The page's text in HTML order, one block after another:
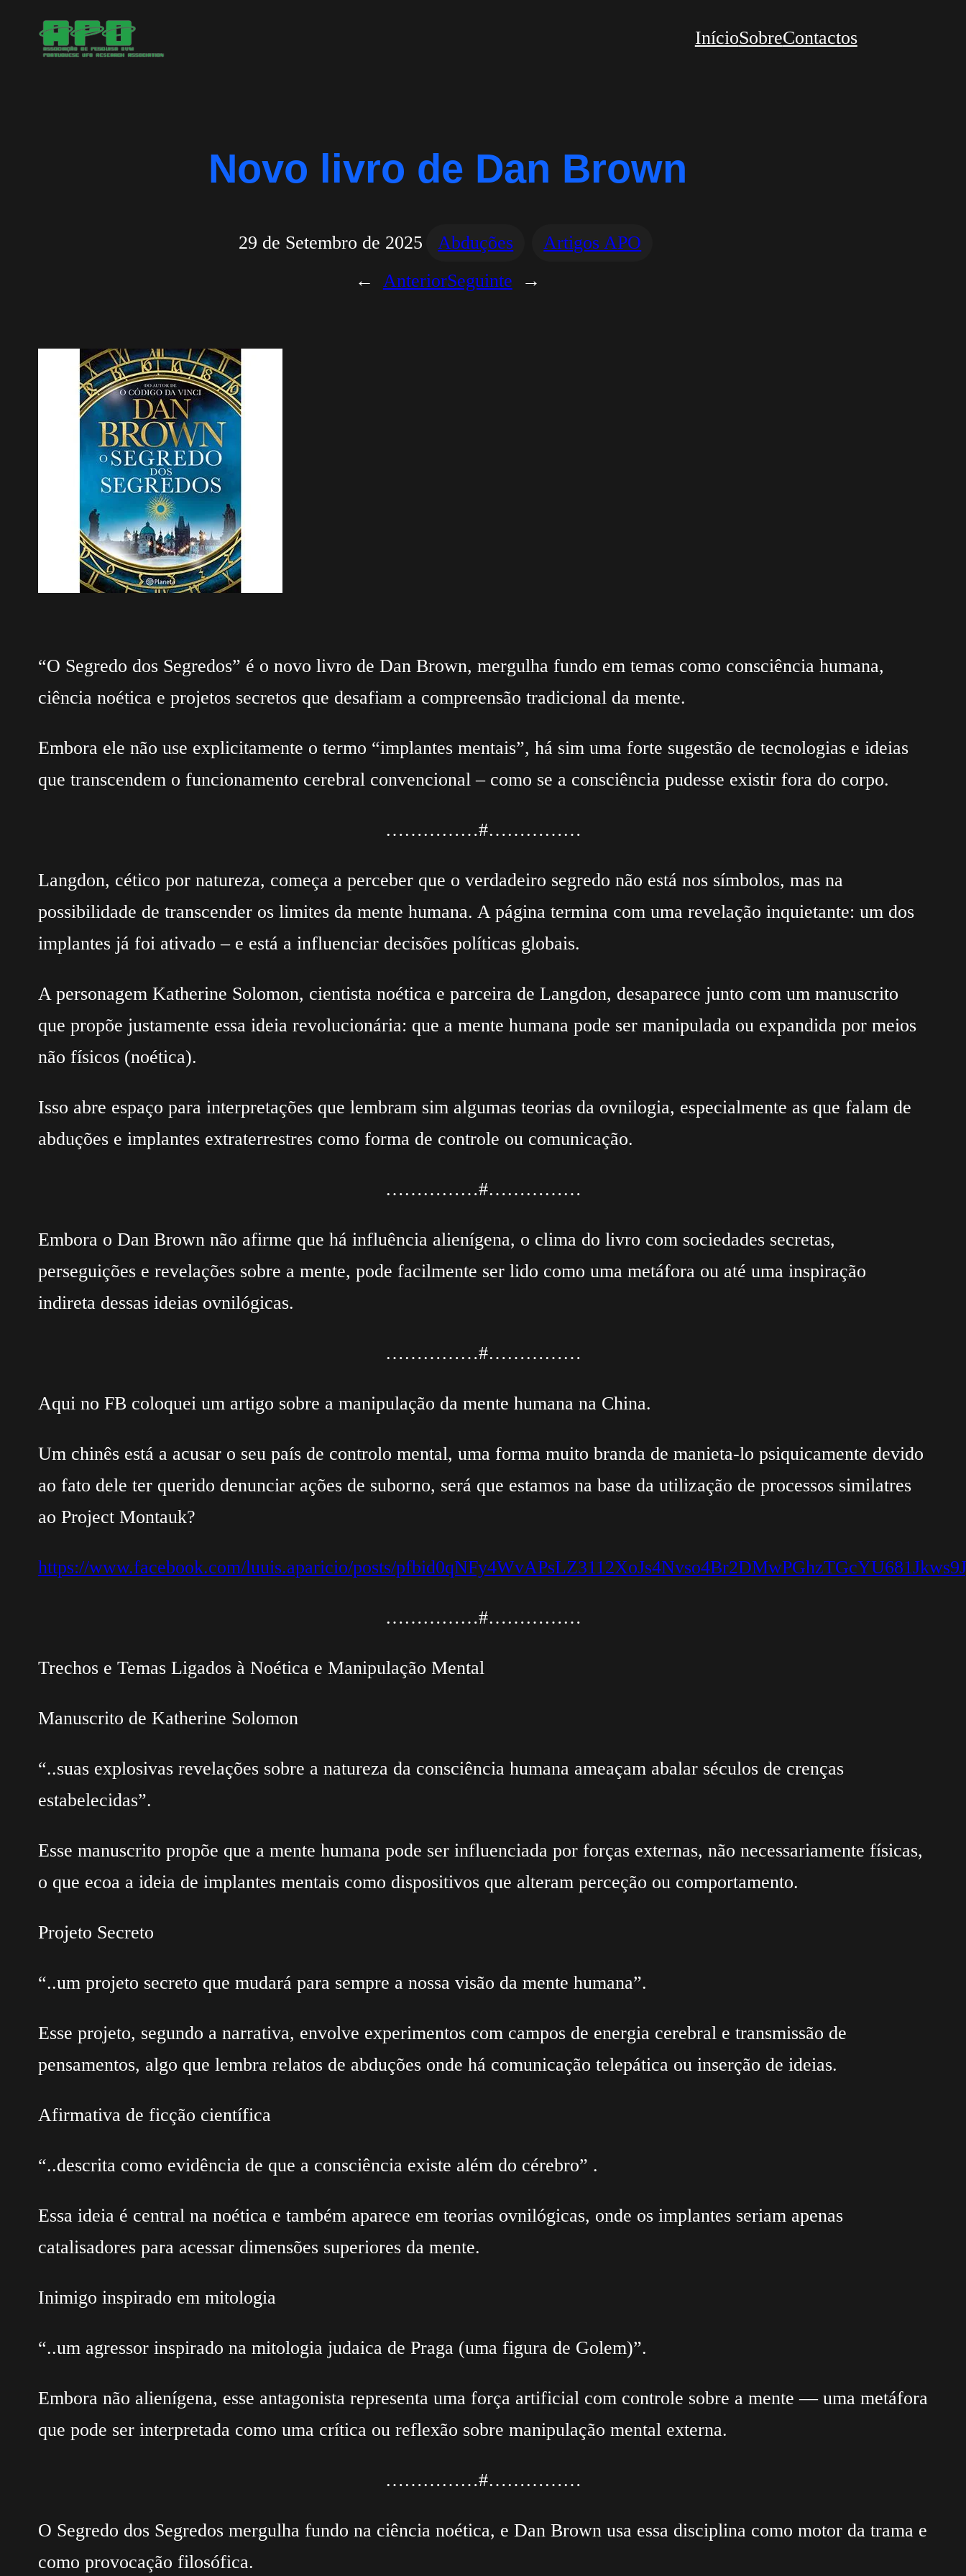
Saltar
InícioSobreContactos
Novo livro de Dan Brown
29 de Setembro de 2025 Abduções
Artigos APO
←
AnteriorSeguinte →
“O Segredo dos Segredos” é o novo livro de Dan Brown, mergulha fundo em temas como consciência humana,
ciência noética e projetos secretos que desafiam a compreensão tradicional da mente.
Embora ele não use explicitamente o termo “implantes mentais”, há sim uma forte sugestão de tecnologias e ideias
que transcendem o funcionamento cerebral convencional – como se a consciência pudesse existir fora do corpo.
……………#……………
Langdon, cético por natureza, começa a perceber que o verdadeiro segredo não está nos símbolos, mas na
possibilidade de transcender os limites da mente humana. A página termina com uma revelação inquietante: um dos
implantes já foi ativado – e está a influenciar decisões políticas globais.
A personagem Katherine Solomon, cientista noética e parceira de Langdon, desaparece junto com um manuscrito
que propõe justamente essa ideia revolucionária: que a mente humana pode ser manipulada ou expandida por meios
não físicos (noética).
Isso abre espaço para interpretações que lembram sim algumas teorias da ovnilogia, especialmente as que falam de
abduções e implantes extraterrestres como forma de controle ou comunicação.
……………#……………
Embora o Dan Brown não afirme que há influência alienígena, o clima do livro com sociedades secretas,
perseguições e revelações sobre a mente, pode facilmente ser lido como uma metáfora ou até uma inspiração
indireta dessas ideias ovnilógicas.
……………#……………
Aqui no FB coloquei um artigo sobre a manipulação da mente humana na China.
Um chinês está a acusar o seu país de controlo mental, uma forma muito branda de manieta-lo psiquicamente devido
ao fato dele ter querido denunciar ações de suborno, será que estamos na base da utilização de processos similatres
ao Project Montauk?
https://www.facebook.com/luuis.aparicio/posts/
……………#……………
Trechos e Temas Ligados à Noética e Manipulação Mental
Manuscrito de Katherine Solomon
“..suas explosivas revelações sobre a natureza da consciência humana ameaçam abalar séculos de crenças
estabelecidas”.
Esse manuscrito propõe que a mente humana pode ser influenciada por forças externas, não necessariamente físicas,
o que ecoa a ideia de implantes mentais como dispositivos que alteram perceção ou comportamento.
Projeto Secreto
“..um projeto secreto que mudará para sempre a nossa visão da mente humana”.
Esse projeto, segundo a narrativa, envolve experimentos com campos de energia cerebral e transmissão de
pensamentos, algo que lembra relatos de abduções onde há comunicação telepática ou inserção de ideias.
Afirmativa de ficção científica
“..descrita como evidência de que a consciência existe além do cérebro” .
Essa ideia é central na noética e também aparece em teorias ovnilógicas, onde os implantes seriam apenas
catalisadores para acessar dimensões superiores da mente.
Inimigo inspirado em mitologia
“..um agressor inspirado na mitologia judaica de Praga (uma figura de Golem)”.
Embora não alienígena, esse antagonista representa uma força artificial com controle sobre a mente — uma metáfora
que pode ser interpretada como uma crítica ou reflexão sobre manipulação mental externa.
……………#……………
O Segredo dos Segredos mergulha fundo na ciência noética, e Dan Brown usa essa disciplina como motor da trama e
como provocação filosófica.